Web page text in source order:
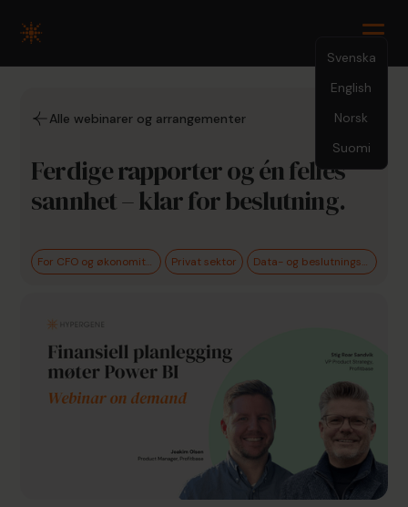
Svenska
English
Norsk
Suomi
Alle webinarer og arrangementer 2.26.2026
Ferdige rapporter og én felles
sannhet – klar for beslutning.
For CFO og økonomiteamet Privat sektor Data- og beslutningsstøtte